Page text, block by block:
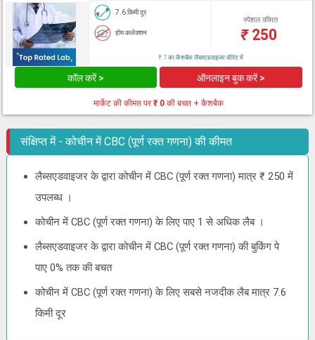
7.6 किमी दूर
होम कलेक्शन
स्पेशल कीमत
₹250
₹ 7 का कैशबैक लैब्सएडवाइजर वॉलेट में
कॉल करें > ऑनलाइन बुक करें >
मार्केट की कीमत पर₹ 0की बचत + कैशबैक
संक्षिप्त में - कोचीन में CBC (पूर्ण रक्त गणना) की कीमत
लैब्सएडवाइजर के द्वारा कोचीन में CBC (पूर्ण रक्त गणना) मात्र ₹ 250 में
उपलब्ध ।
कोचीन में CBC (पूर्ण रक्त गणना) के लिए पाए 1 से अधिक लैब ।
लैब्सएडवाइजर के द्वारा कोचीन में CBC (पूर्ण रक्त गणना) की बुकिंग पे
पाए 0% तक की बचत
कोचीन में CBC (पूर्ण रक्त गणना) के लिए सबसे नजदीक लैब मात्र 7.6
किमी दूर